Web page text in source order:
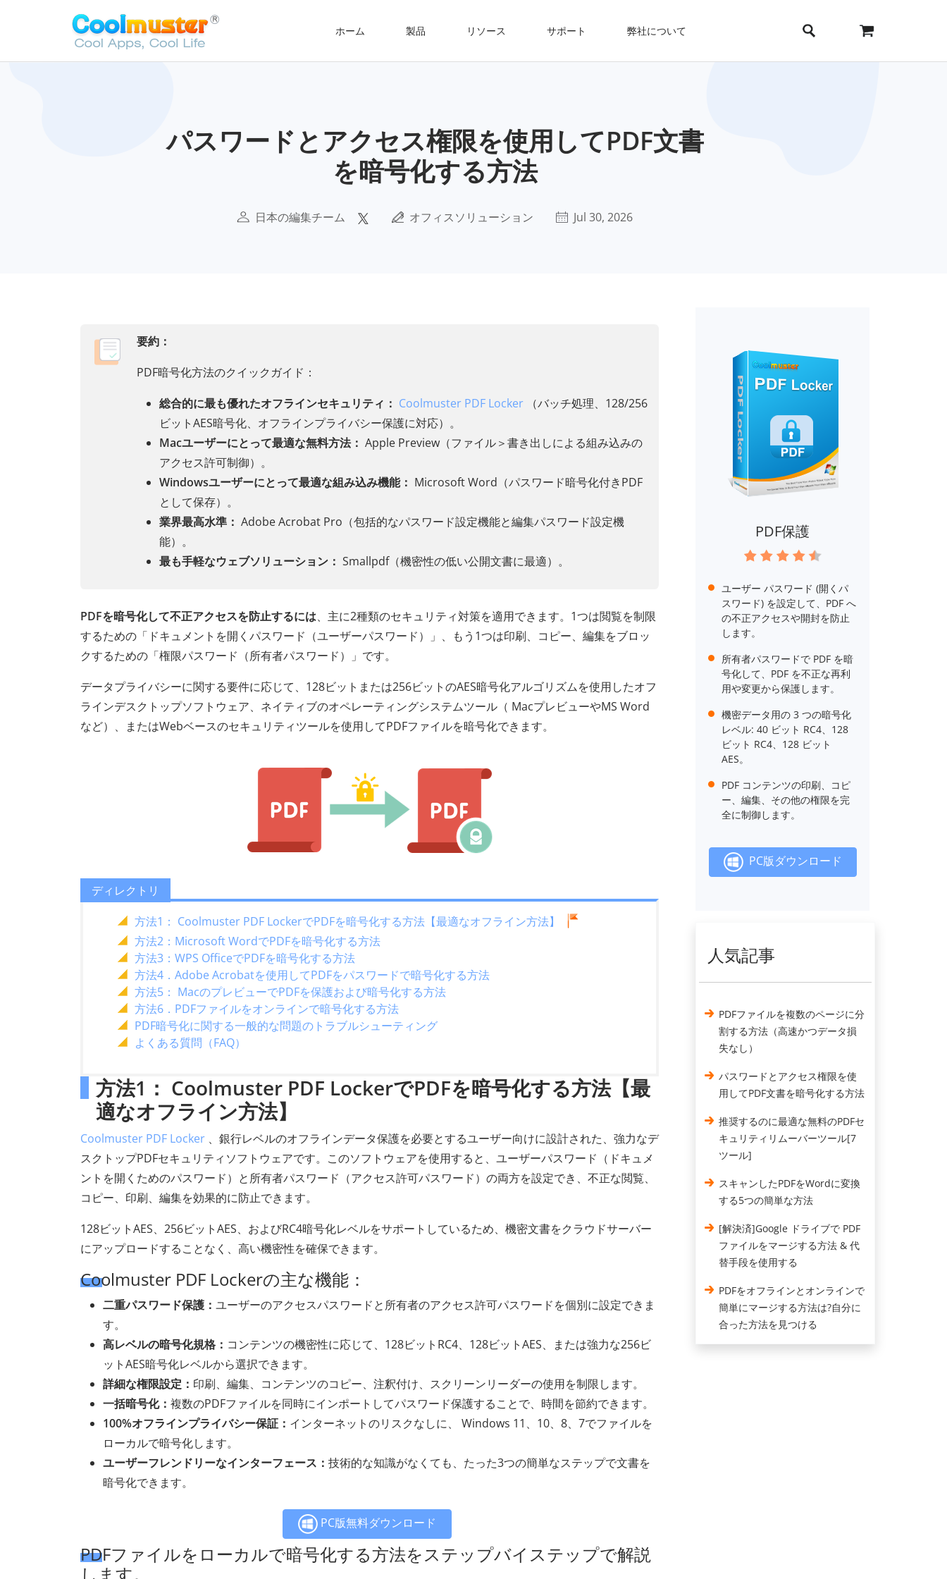
ホーム 製品 リソース サポート 弊社について
パスワードとアクセス権限を使用してPDF文書
を暗号化する方法
日本の編集チーム オフィスソリューション Jul 30, 2026
要約：
PDF暗号化方法のクイックガイド：
総合的に最も優れたオフラインセキュリティ： Coolmuster PDF Locker （バッチ処理、128/256
ビットAES暗号化、オフラインプライバシー保護に対応）。
Macユーザーにとって最適な無料方法： Apple Preview（ファイル＞書き出しによる組み込みの
アクセス許可制御）。
Windowsユーザーにとって最適な組み込み機能： Microsoft Word（パスワード暗号化付きPDF
として保存）。
業界最高水準： Adobe Acrobat Pro（包括的なパスワード設定機能と編集パスワード設定機
能）。
最も手軽なウェブソリューション： Smallpdf（機密性の低い公開文書に最適）。
PDFを暗号化して不正アクセスを防止するには、主に2種類のセキュリティ対策を適用できます。1つは閲覧を制限
するための「ドキュメントを開くパスワード（ユーザーパスワード）」、もう1つは印刷、コピー、編集をブロッ
クするための「権限パスワード（所有者パスワード）」です。
データプライバシーに関する要件に応じて、128ビットまたは256ビットのAES暗号化アルゴリズムを使用したオフ
ラインデスクトップソフトウェア、ネイティブのオペレーティングシステムツール（ MacプレビューやMS Word
など）、またはWebベースのセキュリティツールを使用してPDFファイルを暗号化できます。
ディレクトリ
方法1： Coolmuster PDF LockerでPDFを暗号化する方法【最適なオフライン方法】
方法2：Microsoft WordでPDFを暗号化する方法
方法3：WPS OfficeでPDFを暗号化する方法
方法4．Adobe Acrobatを使用してPDFをパスワードで暗号化する方法
方法5： MacのプレビューでPDFを保護および暗号化する方法
方法6．PDFファイルをオンラインで暗号化する方法
PDF暗号化に関する一般的な問題のトラブルシューティング
よくある質問（FAQ）
方法1： Coolmuster PDF LockerでPDFを暗号化する方法【最
適なオフライン方法】
Coolmuster PDF Locker 、銀行レベルのオフラインデータ保護を必要とするユーザー向けに設計された、強力なデ
スクトップPDFセキュリティソフトウェアです。このソフトウェアを使用すると、ユーザーパスワード（ドキュメ
ントを開くためのパスワード）と所有者パスワード（アクセス許可パスワード）の両方を設定でき、不正な閲覧、
コピー、印刷、編集を効果的に防止できます。
128ビットAES、256ビットAES、およびRC4暗号化レベルをサポートしているため、機密文書をクラウドサーバー
にアップロードすることなく、高い機密性を確保できます。
Coolmuster PDF Lockerの主な機能：
二重パスワード保護： ユーザーのアクセスパスワードと所有者のアクセス許可パスワードを個別に設定できま
す。
高レベルの暗号化規格： コンテンツの機密性に応じて、128ビットRC4、128ビットAES、または強力な256ビ
ットAES暗号化レベルから選択できます。
詳細な権限設定： 印刷、編集、コンテンツのコピー、注釈付け、スクリーンリーダーの使用を制限します。
一括暗号化： 複数のPDFファイルを同時にインポートしてパスワード保護することで、時間を節約できます。
100%オフラインプライバシー保証： インターネットのリスクなしに、 Windows 11、10、8、7でファイルを
ローカルで暗号化します。
ユーザーフレンドリーなインターフェース： 技術的な知識がなくても、たった3つの簡単なステップで文書を
暗号化できます。
PC版無料ダウンロード
PDFファイルをローカルで暗号化する方法をステップバイステップで解説
します。
PDF保護
ユーザー パスワード (開くパ
スワード) を設定して、PDF へ
の不正アクセスや開封を防止
します。
所有者パスワードで PDF を暗
号化して、PDF を不正な再利
用や変更から保護します。
機密データ用の 3 つの暗号化
レベル: 40 ビット RC4、128
ビット RC4、128 ビット
AES。
PDF コンテンツの印刷、コピ
ー、編集、その他の権限を完
全に制御します。
PC版ダウンロード
人気記事
PDFファイルを複数のページに分
割する方法（高速かつデータ損
失なし）
パスワードとアクセス権限を使
用してPDF文書を暗号化する方法
推奨するのに最適な無料のPDFセ
キュリティリムーバーツール[7
ツール]
スキャンしたPDFをWordに変換
する5つの簡単な方法
[解決済]Google ドライブで PDF
ファイルをマージする方法 & 代
替手段を使用する
PDFをオフラインとオンラインで
簡単にマージする方法は?自分に
合った方法を見つける